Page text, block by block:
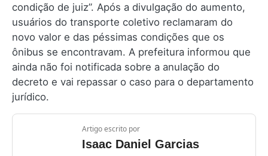
condição de juiz”. Após a divulgação do aumento,
usuários do transporte coletivo reclamaram do
novo valor e das péssimas condições que os
ônibus se encontravam. A prefeitura informou que
ainda não foi notificada sobre a anulação do
decreto e vai repassar o caso para o departamento
jurídico.
Artigo escrito por
Isaac Daniel Garcias